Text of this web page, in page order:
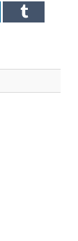
Tumblr